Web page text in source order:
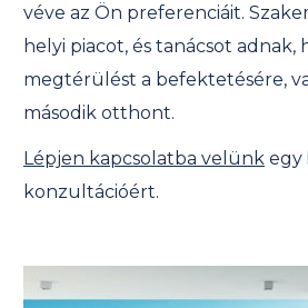
véve az Ön preferenciáit.
helyi piacot, és tanácsot adnak,
megtérülést a befektetésére,
második otthont.
Lépjen kapcsolatba velünk egy
konzultációért.